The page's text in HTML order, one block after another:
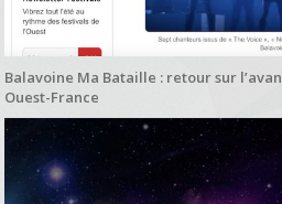
Balavoine Ma Bataille : retour sur
Ouest-France